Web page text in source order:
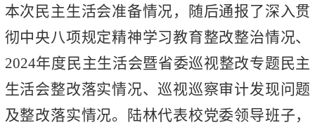
本次民主生活会准备情况，随后通报了深入贯
彻中央八项规定精神学习教育整改整治情况、
2024年度民主生活会暨省委巡视整改专题民主
生活会整改落实情况、巡视巡察审计发现问题
及整改落实情况。陆林代表校党委领导班子，